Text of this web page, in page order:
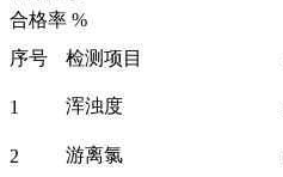
合格率 %
序号
检测项目
1
浑浊度
2 游离氯